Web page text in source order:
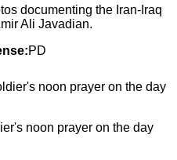
documenting the Iran-Iraq
Ali Javadian.
PD
noon prayer on the day